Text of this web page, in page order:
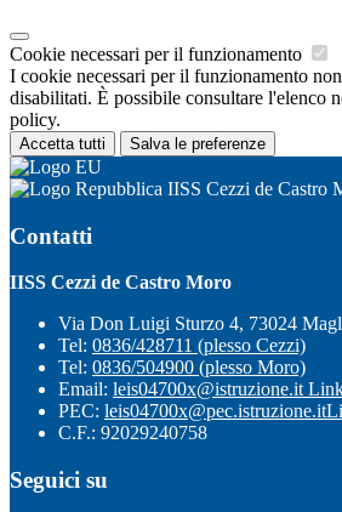
Cookie necessari per il funzionamento
I cookie necessari per il funzionamento
disabilitati. È possibile consultare l'elenco
policy.
Accetta tutti Salva le preferenze
IISS Cezzi de Castro
Contatti
IISS Cezzi de Castro Moro
Via Don Luigi Sturzo 4, 73024
Tel: 0836/428711 (plesso Cezzi)
Tel: 0836/504900 (plesso Moro)
Email: leis04700x@istruzione.it
PEC: leis04700x@pec.istruzione.it
C.F.: 92029240758
Seguici su